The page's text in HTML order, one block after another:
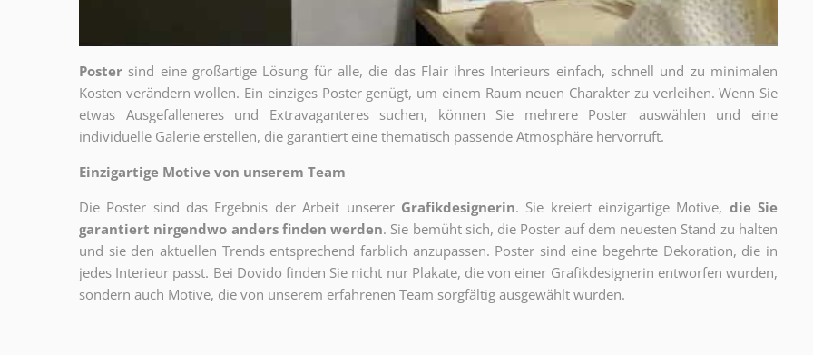
Poster sind eine großartige Lösung für alle, die das Flair ihres Interieurs einfach, schnell und zu minimalen
Kosten verändern wollen. Ein einziges Poster genügt, um einem Raum neuen Charakter zu verleihen. Wenn Sie
etwas Ausgefalleneres und Extravaganteres suchen, können Sie mehrere Poster auswählen und eine
individuelle Galerie erstellen, die garantiert eine thematisch passende Atmosphäre hervorruft.
Einzigartige Motive von unserem Team
Die Poster sind das Ergebnis der Arbeit unserer Grafikdesignerin. Sie kreiert einzigartige Motive, die Sie
garantiert nirgendwo anders finden werden. Sie bemüht sich, die Poster auf dem neuesten Stand zu halten
und sie den aktuellen Trends entsprechend farblich anzupassen. Poster sind eine begehrte Dekoration, die in
jedes Interieur passt. Bei Dovido finden Sie nicht nur Plakate, die von einer Grafikdesignerin entworfen wurden,
sondern auch Motive, die von unserem erfahrenen Team sorgfältig ausgewählt wurden.